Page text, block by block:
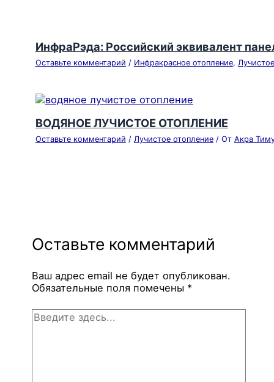
ИнфраРэда: Российский эквивалент
Оставьте комментарий / Инфракрасное отопление,
ВОДЯНОЕ ЛУЧИСТОЕ ОТОПЛЕНИЕ
Оставьте комментарий / Лучистое отопление/ От Акра
Оставьте комментарий
Ваш адрес email не будет опубликован.
Обязательные поля помечены *
Введите
здесь...